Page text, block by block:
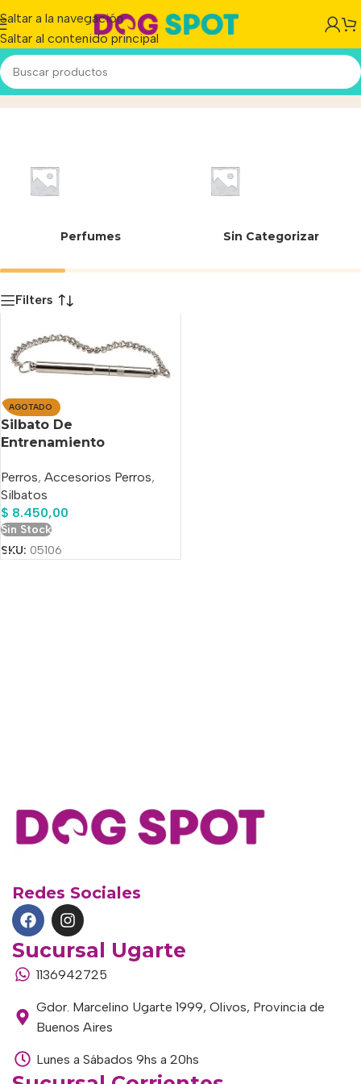
Saltar a la navegación
Saltar al contenido principal
ProfesionalInicio/Producto
Perfumes Sin Categorizar
Filters
AGOTADO
Silbato De
Entrenamiento
Perros, Accesorios Perros,
Silbatos
$ 8.450,00
Sin Stock
SKU: 05106
Redes Sociales
Sucursal Ugarte
1136942725
Gdor. Marcelino Ugarte 1999, Olivos, Provincia de
Buenos Aires
Lunes a Sábados 9hs a 20hs